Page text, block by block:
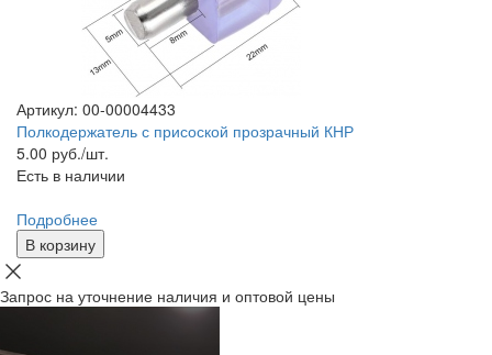
Артикул: 00-00004433
Полкодержатель с присоской прозрачный КНР
5.00 руб./шт.
Есть в наличии
Подробнее
В корзину
Запрос на уточнение наличия и оптовой цены